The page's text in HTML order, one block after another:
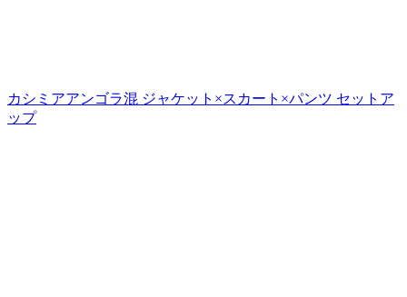
カシミアアンゴラ混 ジャケット×スカート×パンツ セットア
ップ